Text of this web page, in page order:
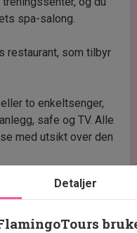
spa-salong.
restaurant, som tilbyr
to enkeltsenger,
safe og TV. Alle
med utsikt over den
Detaljer